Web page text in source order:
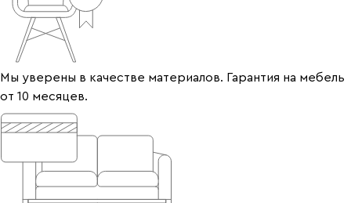
Мы уверены в качестве материалов. Гарантия на мебель
от 10 месяцев.